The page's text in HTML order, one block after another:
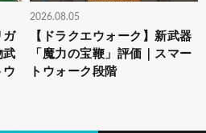
ガ
武
ウ
2026.08.05
【ドラクエウォーク】新武器
「魔力の宝鞭」評価｜スマー
トウォーク段階